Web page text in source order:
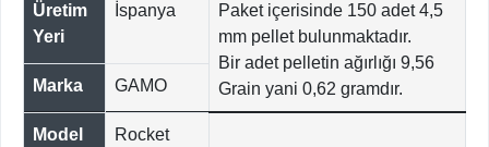
Üretim
Yeri
İspanya
Paket içerisinde 150 adet 4,5
mm pellet bulunmaktadır.
Bir adet pelletin ağırlığı 9,56
Grain yani 0,62 gramdır.
Marka GAMO
Model Rocket